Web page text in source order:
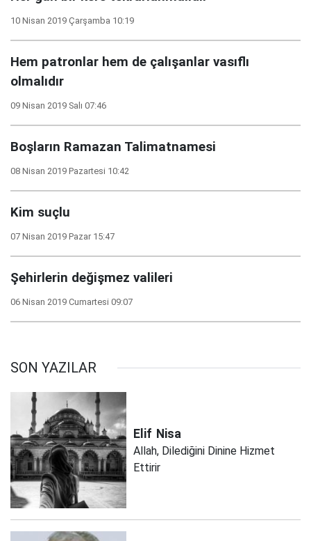
10 Nisan 2019 Çarşamba 10:19
Hem patronlar hem de çalışanlar vasıflı
olmalıdır
09 Nisan 2019 Salı 07:46
Boşların Ramazan Talimatnamesi
08 Nisan 2019 Pazartesi 10:42
Kim suçlu
07 Nisan 2019 Pazar 15:47
Şehirlerin değişmez valileri
06 Nisan 2019 Cumartesi 09:07
SON YAZILAR
Elif Nisa
Allah, Dilediğini Dinine Hizmet
Ettirir